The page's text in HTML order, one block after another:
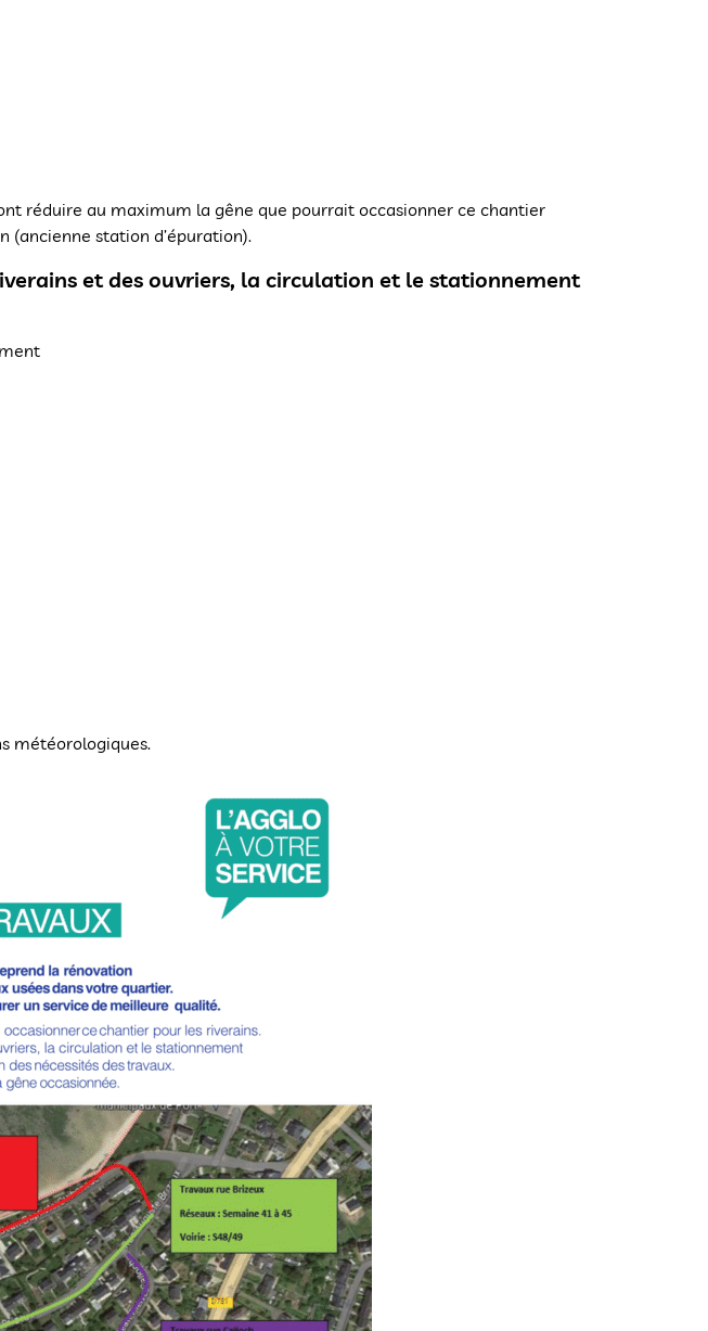
réduire au maximum la gêne que pourrait occasionner ce chantier
(ancienne station d’épuration).
et des ouvriers, la circulation et le stationnement
météorologiques.